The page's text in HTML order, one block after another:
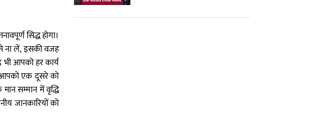
सिद्ध होगा।
ना लें, इसकी वजह
आपको हर कार्य
आपको एक दूसरे को
सम्मान में वृद्धि
जानकारियों को